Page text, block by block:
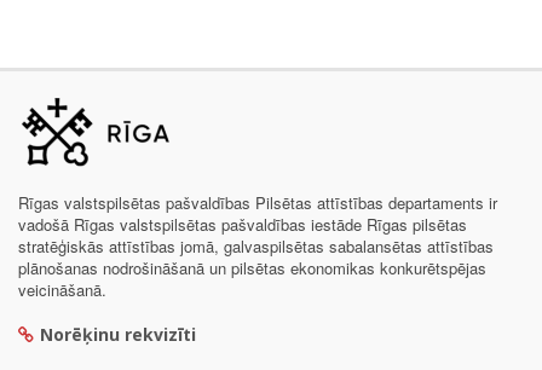
Rīgas valstspilsētas pašvaldības Pilsētas attīstības departaments ir
vadošā Rīgas valstspilsētas pašvaldības iestāde Rīgas pilsētas
stratēģiskās attīstības jomā, galvaspilsētas sabalansētas attīstības
plānošanas nodrošināšanā un pilsētas ekonomikas konkurētspējas
veicināšanā.
Norēķinu rekvizīti